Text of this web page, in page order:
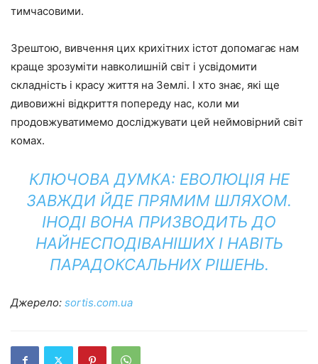
тимчасовими.
Зрештою, вивчення цих крихітних істот допомагає нам
краще зрозуміти навколишній світ і усвідомити
складність і красу життя на Землі. І хто знає, які ще
дивовижні відкриття попереду нас, коли ми
продовжуватимемо досліджувати цей неймовірний світ
комах.
КЛЮЧОВА ДУМКА: ЕВОЛЮЦІЯ НЕ
ЗАВЖДИ ЙДЕ ПРЯМИМ ШЛЯХОМ.
ІНОДІ ВОНА ПРИЗВОДИТЬ ДО
НАЙНЕСПОДІВАНІШИХ І НАВІТЬ
ПАРАДОКСАЛЬНИХ РІШЕНЬ.
Джерело: sortis.com.ua